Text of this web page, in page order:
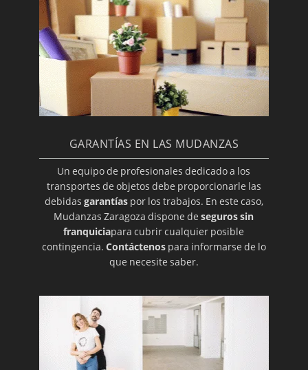
GARANTÍAS EN LAS MUDANZAS
Un equipo de profesionales dedicado a los
transportes de objetos debe proporcionarle las
debidas garantíaspor los trabajos. En este caso,
Mudanzas Zaragoza dispone deseguros sin
franquiciapara cubrir cualquier posible
contingencia. Contáctenospara informarse de lo
que necesite saber.